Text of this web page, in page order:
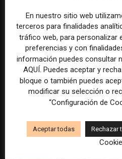
El gran problema
tecnológico de los medios ya
no es la falta de
herramientas, sino su
En nuestro sitio web
terceros para finalidades
tráfico web, para personalizar
preferencias y con
información puedes consultar
AQUÍ. Puedes aceptar y
bloque o también puedes
modificar su selección o
“Configuración de
Aceptar todas Rechazar